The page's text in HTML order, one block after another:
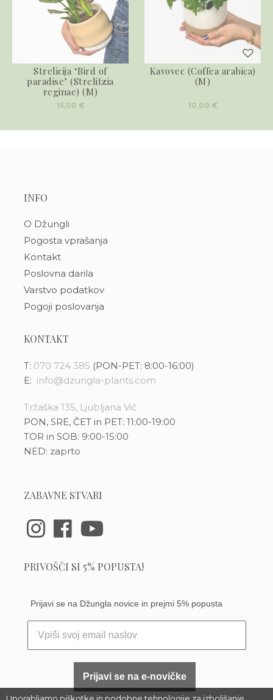
Strelicija ‘Bird of
paradise’ (Strelitzia
reginae) (M)
15,00 €
Kavovec (Coffea arabica)
(M)
10,00 €
INFO
O Džungli
Pogosta vprašanja
Kontakt
Poslovna darila
Varstvo podatkov
Pogoji poslovanja
KONTAKT
T: 070 724 385 (PON-PET: 8:00-16:00)
E: info@dzungla-plants.com
Tržaška 135, Ljubljana Vič
PON, SRE, ČET in PET: 11:00-19:00
TOR in SOB: 9:00-15:00
NED: zaprto
ZABAVNE STVARI
PRIVOŠČI SI 5% POPUSTA!
Prijavi se na Džungla novice in prejmi 5% popusta
Prijavi se na e-novičke